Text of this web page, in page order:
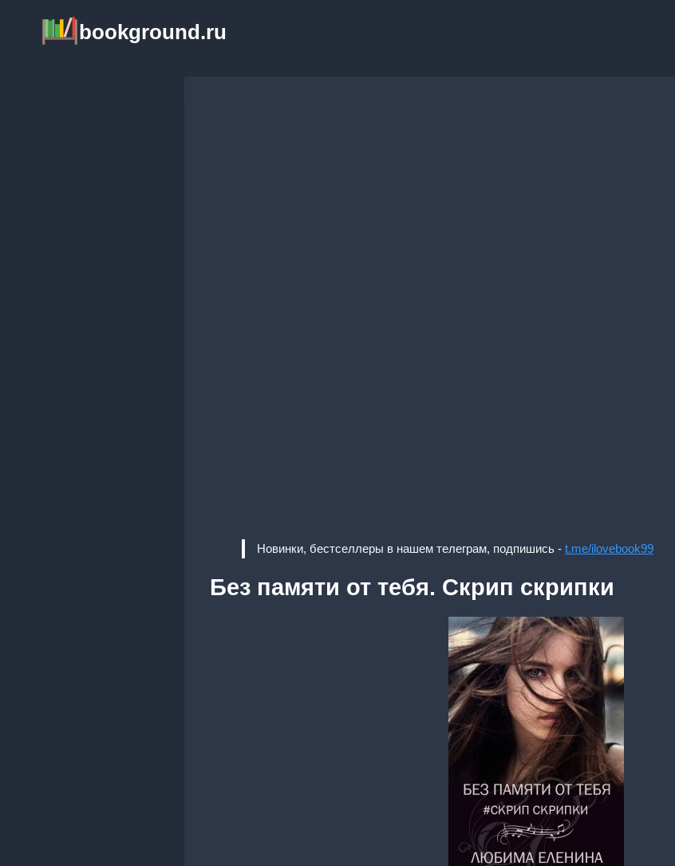
содержимому
bookground.ru
Новинки, бестселлеры в нашем телеграм, подпишись - t.me/ilovebook99
Без памяти от тебя. Скрип скрипки